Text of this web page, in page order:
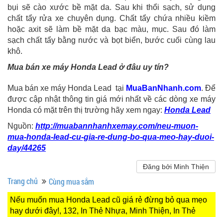
bụi sẽ cào xước bề mặt da. Sau khi thổi sạch, sử dụng
chất tẩy rửa xe chuyên dụng. Chất tẩy chứa nhiều kiềm
hoặc axit sẽ làm bề mặt da bạc màu, mục. Sau đó làm
sạch chất tẩy bằng nước và bọt biển, bước cuối cùng lau
khô.
Mua bán xe máy Honda Lead ở đâu uy tín?
Mua bán xe máy Honda Lead tại MuaBanNhanh.com. Để
được cập nhật thông tin giá mới nhất về các dòng xe máy
Honda có mặt trên thị trường hãy xem ngay: Honda Lead
Nguồn: http://muabannhanhxemay.com/neu-muon-
mua-honda-lead-cu-gia-re-dung-bo-qua-meo-hay-duoi-
day/44265
Đăng bởi Minh Thiện
Trang chủ Cùng mua sắm
Nếu muốn mua Honda Lead cũ giá rẻ đừng bỏ qua mẹo
hay dưới đây!, 132, In Thẻ Nhựa, Minh Thiện, In Thẻ